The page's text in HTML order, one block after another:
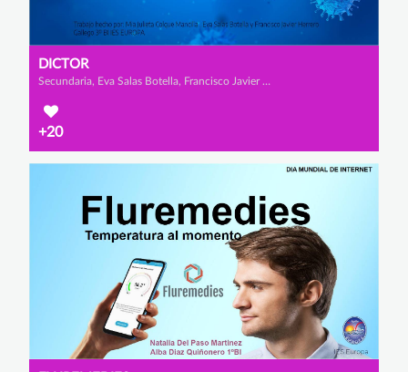
DICTOR
Secundaria, Eva Salas Botella, Francisco Javier Gallego Herrero y Mia Julieta Colque Mancilla
+20